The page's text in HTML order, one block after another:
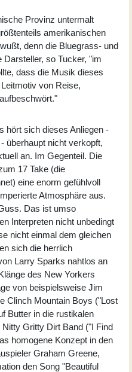
Provinz untermalt
amerikanischen
denn die Bluegrass- und
Darsteller, so Tucker, "im
dass die Musik dieses
von Reise,
hört sich dieses Anliegen -
überhaupt nicht verkopft,
an. Im Gegenteil. Die
17 Take (die
eine enorm gefühlvoll
Atmosphäre aus.
Das ist umso
Interpreten nicht unbedingt
nicht einmal dem gleichen
sich die herrlich
Larry Sparks nahtlos an
des New Yorkers
von beispielsweise Jim
Clinch Mountain Boys ("Lost
Butter in die rustikalen
Gritty Dirt Band ("I Find
homogene Konzept in den
Graham Greene,
den Song "Beautiful